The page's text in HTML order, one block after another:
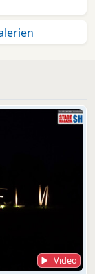
Video